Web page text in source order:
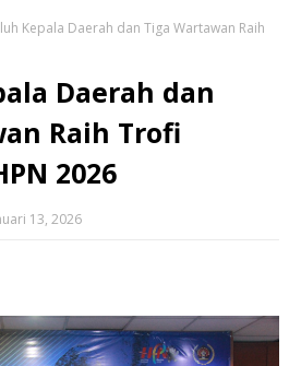
Kepala Daerah dan Tiga Wartawan Raih
Daerah dan
Raih Trofi
2026
13, 2026